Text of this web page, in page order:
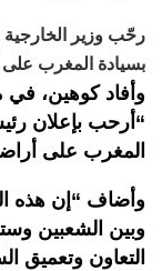
رحّب وزير الخارجية
بسيادة المغرب على
وأفاد كوهين،
“أرحب بإعلان
المغرب على
وأضاف “إن هذه
وبين الشعبين
التعاون وتعميق